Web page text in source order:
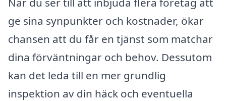
ge sina synpunkter och kostnader, ökar
chansen att du får en tjänst som matchar
dina förväntningar och behov. Dessutom
kan det leda till en mer grundlig
inspektion av din häck och eventuella